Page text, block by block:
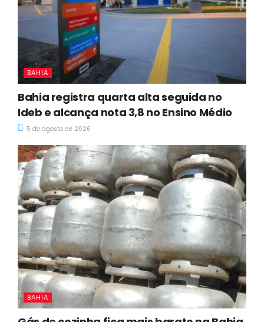
BAHIA
Bahia registra quarta alta seguida no
Ideb e alcança nota 3,8 no Ensino Médio
5 de agosto de 2026
BAHIA